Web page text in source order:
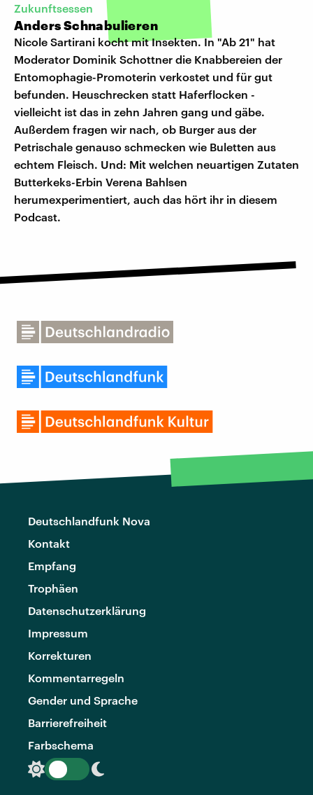
Zukunftsessen
Anders Schnabulieren
Nicole Sartirani kocht mit Insekten. In "Ab 21" hat
Moderator Dominik Schottner die Knabbereien der
Entomophagie-Promoterin verkostet und für gut
befunden. Heuschrecken statt Haferflocken -
vielleicht ist das in zehn Jahren gang und gäbe.
Außerdem fragen wir nach, ob Burger aus der
Petrischale genauso schmecken wie Buletten aus
echtem Fleisch. Und: Mit welchen neuartigen Zutaten
Butterkeks-Erbin Verena Bahlsen
herumexperimentiert, auch das hört ihr in diesem
Podcast.
Deutschlandfunk Nova
Kontakt
Empfang
Trophäen
Datenschutzerklärung
Impressum
Korrekturen
Kommentarregeln
Gender und Sprache
Barrierefreiheit
Farbschema